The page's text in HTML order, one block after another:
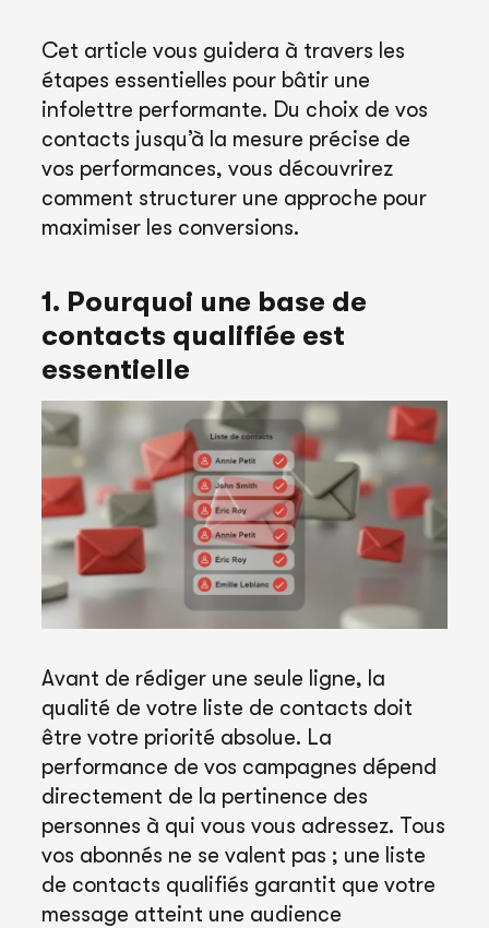
Cet article vous guidera à travers les
étapes essentielles pour bâtir une
infolettre performante. Du choix de vos
contacts jusqu’à la mesure précise de
vos performances, vous découvrirez
comment structurer une approche pour
maximiser les conversions.
1. Pourquoi une base de
contacts qualifiée est
essentielle
Avant de rédiger une seule ligne, la
qualité de votre liste de contacts doit
être votre priorité absolue. La
performance de vos campagnes dépend
directement de la pertinence des
personnes à qui vous vous adressez. Tous
vos abonnés ne se valent pas ; une liste
de contacts qualifiés garantit que votre
message atteint une audience